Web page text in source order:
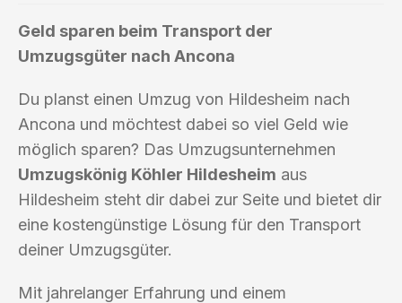
Geld sparen beim Transport der
Umzugsgüter nach Ancona
Du planst einen Umzug von Hildesheim nach
Ancona und möchtest dabei so viel Geld wie
möglich sparen? Das Umzugsunternehmen
Umzugskönig Köhler Hildesheim aus
Hildesheim steht dir dabei zur Seite und bietet dir
eine kostengünstige Lösung für den Transport
deiner Umzugsgüter.
Mit jahrelanger Erfahrung und einem